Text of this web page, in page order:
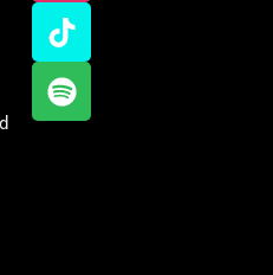
u
b
e
a
g
r
a
o
k
i
f
y